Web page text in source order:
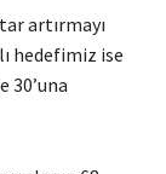
artırmayı
hedefimiz ise
30’una